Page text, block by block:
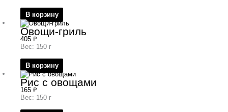
В корзину
Овощи-гриль
405 ₽
Вес: 150 г
В корзину
Рис с овощами
165 ₽
Вес: 150 г